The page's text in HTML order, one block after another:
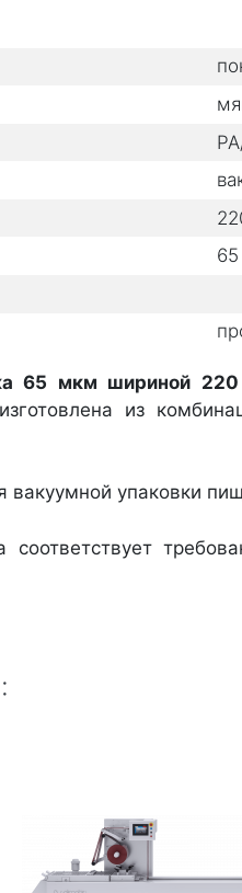
65
65 мкм шириной
из
упаковки